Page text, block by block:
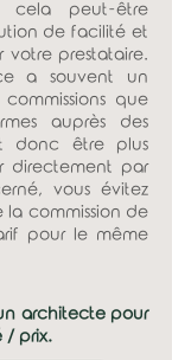
cela peut-être
de facilité et
prestataire.
a souvent un
que
auprès des
donc être plus
directement par
vous évitez
la commission de
pour le même
architecte pour
/ prix.